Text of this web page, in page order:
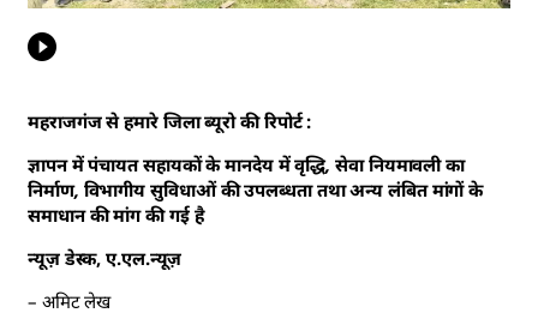
महराजगंज से हमारे जिला ब्यूरो की रिपोर्ट :
ज्ञापन में पंचायत सहायकों के मानदेय में वृद्धि, सेवा नियमावली का
निर्माण, विभागीय सुविधाओं की उपलब्धता तथा अन्य लंबित मांगों के
समाधान की मांग की गई है
न्यूज़ डेस्क, ए.एल.न्यूज़
– अमिट लेख